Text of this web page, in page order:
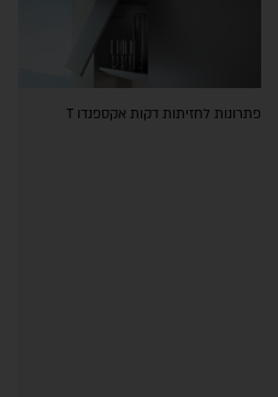
פתרונות לחזיתות דקות אקספנדו T